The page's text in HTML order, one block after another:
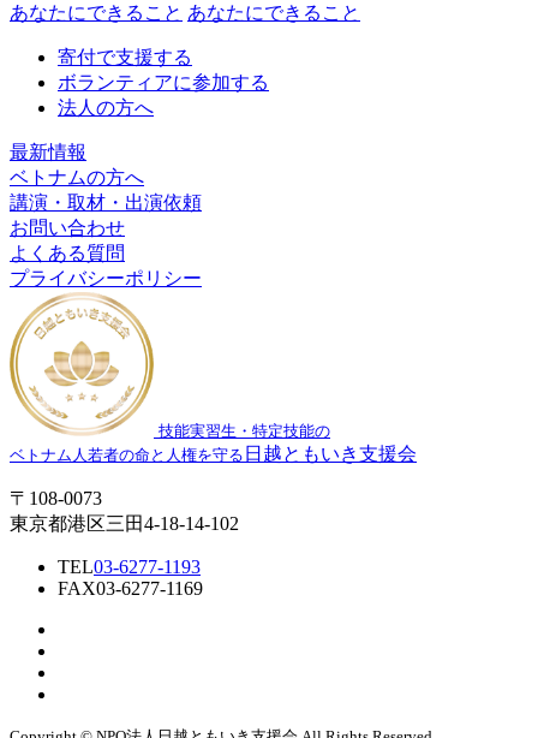
あなたにできること あなたにできること
寄付で支援する
ボランティアに参加する
法人の方へ
最新情報
ベトナムの方へ
講演・取材・出演依頼
お問い合わせ
よくある質問
プライバシーポリシー
技能実習生・特定技能の
ベトナム人若者の命と人権を守る 日越ともいき支援会
〒108-0073
東京都港区三田4-18-14-102
TEL03-6277-1193
FAX03-6277-1169